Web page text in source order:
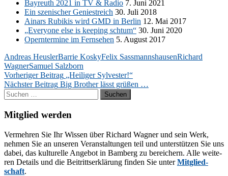
Bay­reuth 2021 in TV & Ra­dio 7. Juni 2021
Ein sze­ni­scher Ge­nie­streich 30. Juli 2018
Ainars Ru­bi­kis wird GMD in Ber­lin 12. Mai 2017
„Ever­yo­ne else is kee­ping schtum“ 30. Juni 2020
Opern­ter­mi­ne im Fern­se­hen 5. Au­gust 2017
Andreas HeuslerBarrie KoskyFelix SassmannshausenRichard
WagnerSamuel Salzborn
Beitragsnavigation
Vorheriger Beitrag „Heiliger Sylvester!“
Nächster Beitrag Big Brother lässt grüßen …
Suchen
nach:
Mitglied werden
Ver­meh­ren Sie Ihr Wis­sen über Ri­chard Wag­ner und sein Werk,
neh­men Sie an un­se­ren Ver­an­stal­tun­gen teil und un­ter­stüt­zen Sie uns
da­bei, das kul­tu­rel­le An­ge­bot in Bam­berg zu be­rei­chern. Alle wei­te­
ren De­tails und die Bei­tritts­er­klä­rung fin­den Sie un­terMit­glied­
schaft.